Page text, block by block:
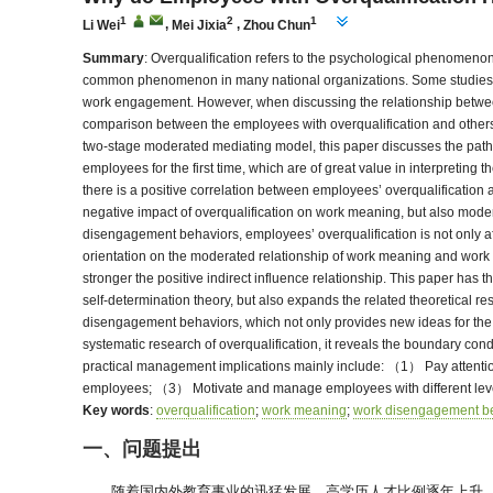
Li Wei1 ,Mei Jixia2 ,Zhou Chun1
Summary: Overqualification refers to the psychological
common phenomenon in many national organizations. Some
work engagement. However, when discussing the relationship
comparison between the employees with overqualification and
two-stage moderated mediating model, this paper discusses the
employees for the first time, which are of great value in interpreting
there is a positive correlation between employees’
negative impact of overqualification on work meaning, but also
disengagement behaviors, employees’ overqualification is not
orientation on the moderated relationship of work meaning and
stronger the positive indirect influence relationship. This paper has
self-determination theory, but also expands the related theoretical
disengagement behaviors, which not only provides new ideas for
systematic research of overqualification, it reveals the boundary
practical management implications mainly include: （1） Pay
employees; （3） Motivate and manage employees with different
Key words:overqualification;work meaning;work disengagement
一、问题提出